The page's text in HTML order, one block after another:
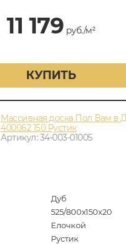
11 179 руб./м²
КУПИТЬ
Массивная доска Пол Вам в
400062 150 Рустик
Артикул: 34-003-01005
Дуб
525/800x150x20
Елочкой
Рустик